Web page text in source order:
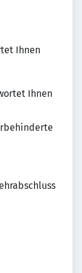
Ihnen
Ihnen